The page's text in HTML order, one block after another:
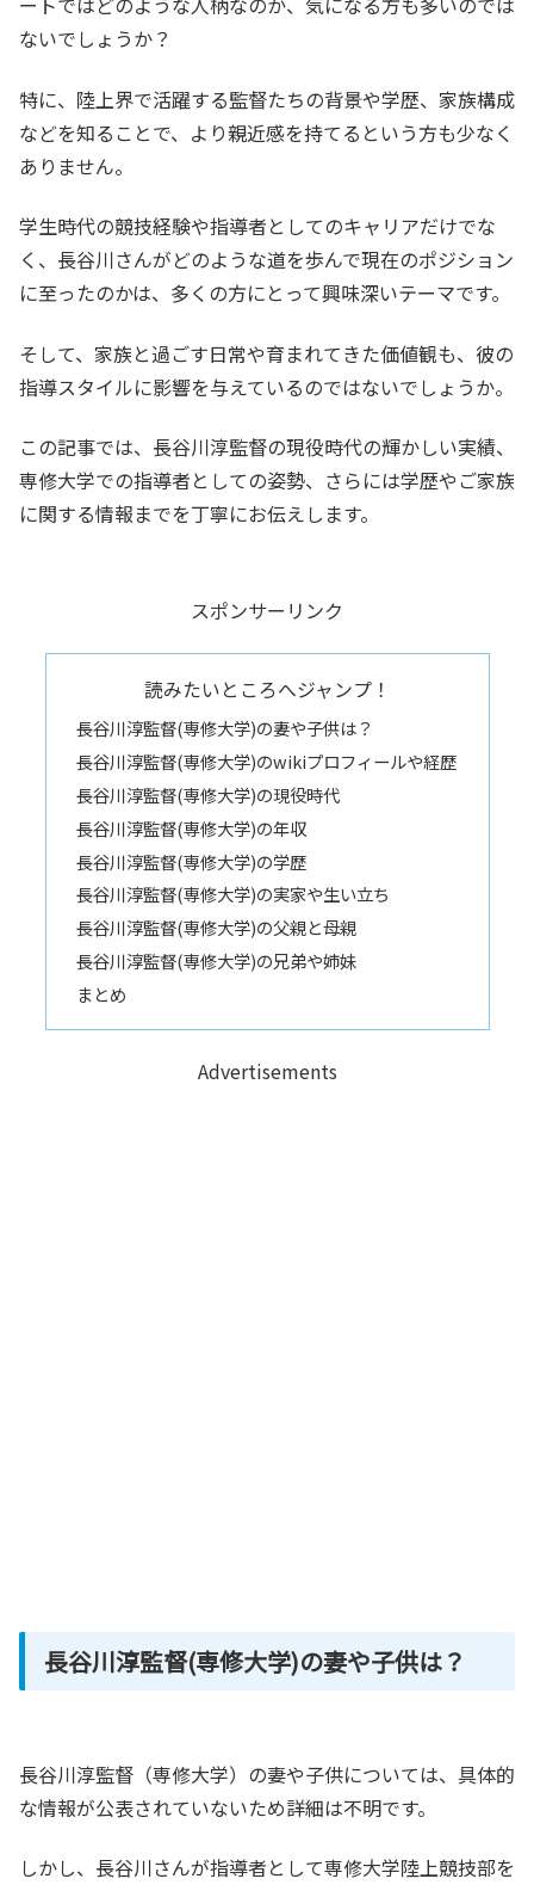
ないでしょうか？
特に、陸上界で活躍する監督たちの背景や学歴、家族構成
などを知ることで、より親近感を持てるという方も少なく
ありません。
学生時代の競技経験や指導者としてのキャリアだけでな
く、長谷川さんがどのような道を歩んで現在のポジション
に至ったのかは、多くの方にとって興味深いテーマです。
そして、家族と過ごす日常や育まれてきた価値観も、彼の
指導スタイルに影響を与えているのではないでしょうか。
この記事では、長谷川淳監督の現役時代の輝かしい実績、
専修大学での指導者としての姿勢、さらには学歴やご家族
に関する情報までを丁寧にお伝えします。
スポンサーリンク
読みたいところへジャンプ！
長谷川淳監督(専修大学)の妻や子供は？
長谷川淳監督(専修大学)のwikiプロフィールや経歴
長谷川淳監督(専修大学)の現役時代
長谷川淳監督(専修大学)の年収
長谷川淳監督(専修大学)の学歴
長谷川淳監督(専修大学)の実家や生い立ち
長谷川淳監督(専修大学)の父親と母親
長谷川淳監督(専修大学)の兄弟や姉妹
まとめ
Advertisements
長谷川淳監督(専修大学)の妻や子供は？
長谷川淳監督（専修大学）の妻や子供については、具体的
な情報が公表されていないため詳細は不明です。
しかし、長谷川さんが指導者として専修大学陸上競技部を